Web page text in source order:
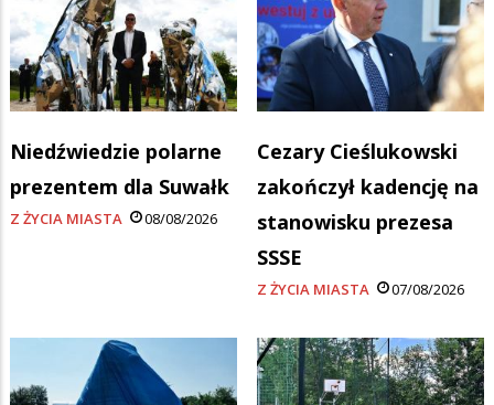
Niedźwiedzie polarne
prezentem dla Suwałk
Z ŻYCIA MIASTA 08/08/2026
Cezary Cieślukowski
zakończył kadencję na
stanowisku prezesa
SSSE
Z ŻYCIA MIASTA 07/08/2026